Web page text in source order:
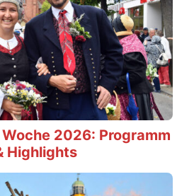
2026: Programm
Highlights